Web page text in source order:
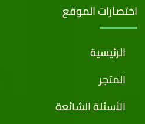
اختصارات الموقع
الرئيسية
المتجر
الأسئلة الشائعة